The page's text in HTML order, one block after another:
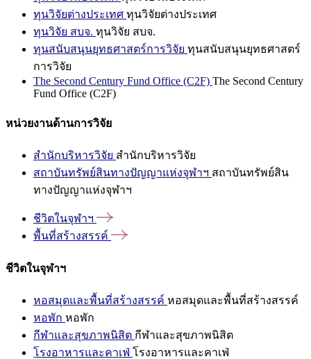
ทุนวิจัยต่างประเทศ ทุนวิจัยต่างประเทศ
ทุนวิจัย สบจ. ทุนวิจัย สบจ.
ทุนสนับสนุนยุทธศาสตร์การวิจัย ทุนสนับสนุนยุทธศาสตร์
การวิจัย
The Second Century Fund Office (C2F) The Second Century
Fund Office (C2F)
หน่วยงานด้านการวิจัย
สำนักบริหารวิจัย สำนักบริหารวิจัย
สถาบันทรัพย์สินทางปัญญาแห่งจุฬาฯ สถาบันทรัพย์สิน
ทางปัญญาแห่งจุฬาฯ
ชีวิตในจุฬาฯ
พื้นที่สร้างสรรค์
ชีวิตในจุฬาฯ
หอสมุดและพื้นที่สร้างสรรค์ หอสมุดและพื้นที่สร้างสรรค์
หอพัก หอพัก
กีฬาและสุขภาพนิสิต กีฬาและสุขภาพนิสิต
โรงอาหารและคาเฟ่ โรงอาหารและคาเฟ่